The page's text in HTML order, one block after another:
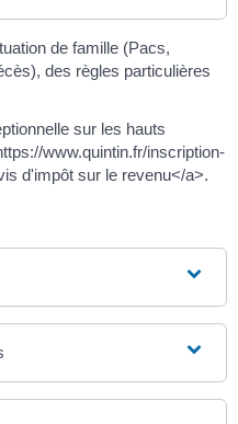
de famille (Pacs,
des règles particulières
sur les hauts
www.quintin.fr/inscription-
d'impôt sur le revenu</a>.